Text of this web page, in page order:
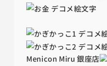
Menicon Miru 銀座店